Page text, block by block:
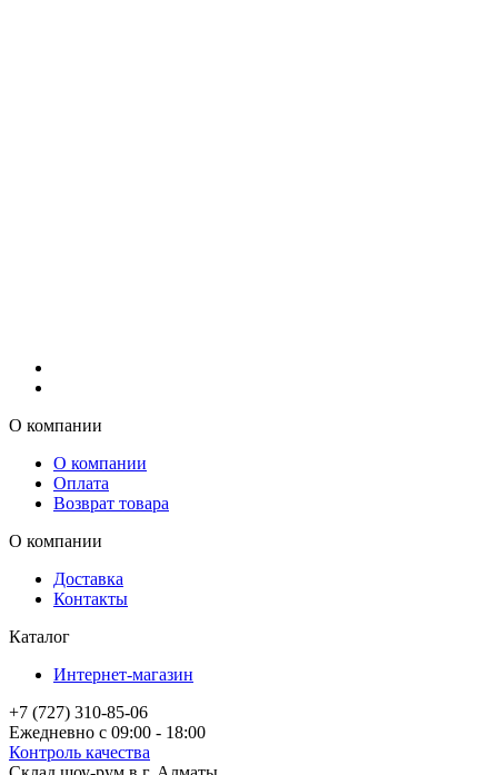
О компании
О компании
Оплата
Возврат товара
О компании
Доставка
Контакты
Каталог
Интернет-магазин
+7 (727) 310-85-06
Ежедневно с 09:00 - 18:00
Контроль качества